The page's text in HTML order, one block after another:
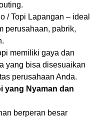
/ Topi Lapangan – ideal
perusahaan, pabrik,
memiliki gaya dan
yang bisa disesuaikan
perusahaan Anda.
yang Nyaman dan
berperan besar